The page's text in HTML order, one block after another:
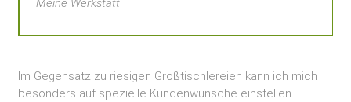
Im Gegensatz zu riesigen Großtischlereien kann ich mich
besonders auf spezielle Kundenwünsche einstellen.